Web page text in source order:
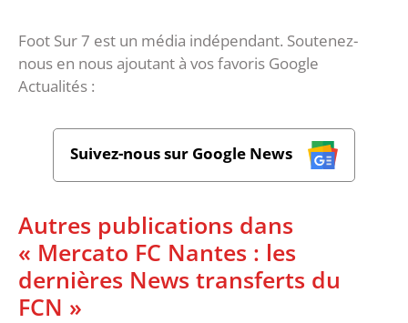
Foot Sur 7 est un média indépendant. Soutenez-
nous en nous ajoutant à vos favoris Google
Actualités :
Suivez-nous sur Google News
Autres publications dans
« Mercato FC Nantes : les
dernières News transferts du
FCN »